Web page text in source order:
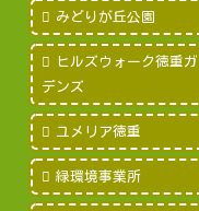
みどりが丘公園
ヒルズウォーク徳重
デンズ
ユメリア徳重
緑環境事業所